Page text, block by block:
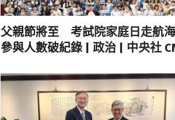
父親節將至 考試院家庭日走航
參與人數破紀錄 | 政治 | 中央社